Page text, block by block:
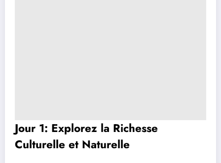
Jour 1: Explorez la Richesse
Culturelle et Naturelle